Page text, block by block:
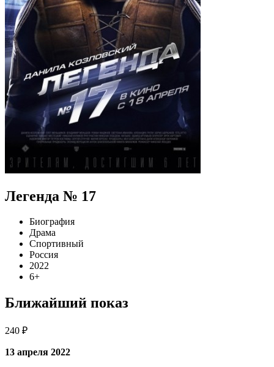
Легенда № 17
Биография
Драма
Спортивный
Россия
2022
6+
Ближайший показ
240 ₽
13 апреля 2022